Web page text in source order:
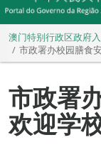
澳门特别行政区政府
市政署办校园膳食
市政署
欢迎学